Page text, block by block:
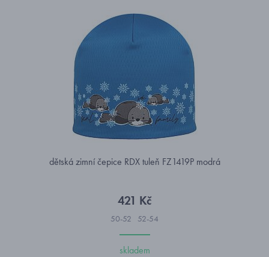
dětská zimní čepice RDX tuleň FZ1419P modrá
421 Kč
50-52 52-54
skladem